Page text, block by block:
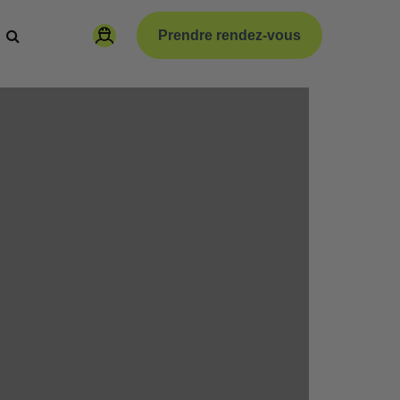
Prendre rendez-vous